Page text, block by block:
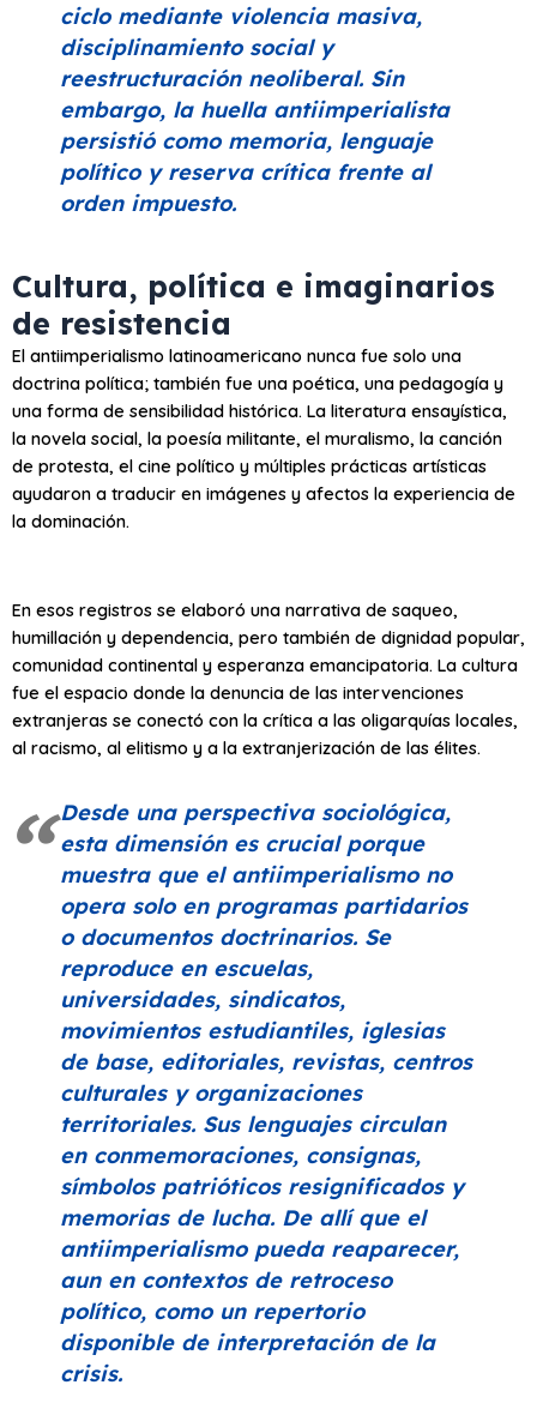
ciclo mediante violencia masiva,
disciplinamiento social y
reestructuración neoliberal. Sin
embargo, la huella antiimperialista
persistió como memoria, lenguaje
político y reserva crítica frente al
orden impuesto.
Cultura, política e imaginarios
de resistencia
El antiimperialismo latinoamericano nunca fue solo una
doctrina política; también fue una poética, una pedagogía y
una forma de sensibilidad histórica. La literatura ensayística,
la novela social, la poesía militante, el muralismo, la canción
de protesta, el cine político y múltiples prácticas artísticas
ayudaron a traducir en imágenes y afectos la experiencia de
la dominación.
En esos registros se elaboró una narrativa de saqueo,
humillación y dependencia, pero también de dignidad popular,
comunidad continental y esperanza emancipatoria. La cultura
fue el espacio donde la denuncia de las intervenciones
extranjeras se conectó con la crítica a las oligarquías locales,
al racismo, al elitismo y a la extranjerización de las élites.
Desde una perspectiva sociológica,
esta dimensión es crucial porque
muestra que el antiimperialismo no
opera solo en programas partidarios
o documentos doctrinarios. Se
reproduce en escuelas,
universidades, sindicatos,
movimientos estudiantiles, iglesias
de base, editoriales, revistas, centros
culturales y organizaciones
territoriales. Sus lenguajes circulan
en conmemoraciones, consignas,
símbolos patrióticos resignificados y
memorias de lucha. De allí que el
antiimperialismo pueda reaparecer,
aun en contextos de retroceso
político, como un repertorio
disponible de interpretación de la
crisis.